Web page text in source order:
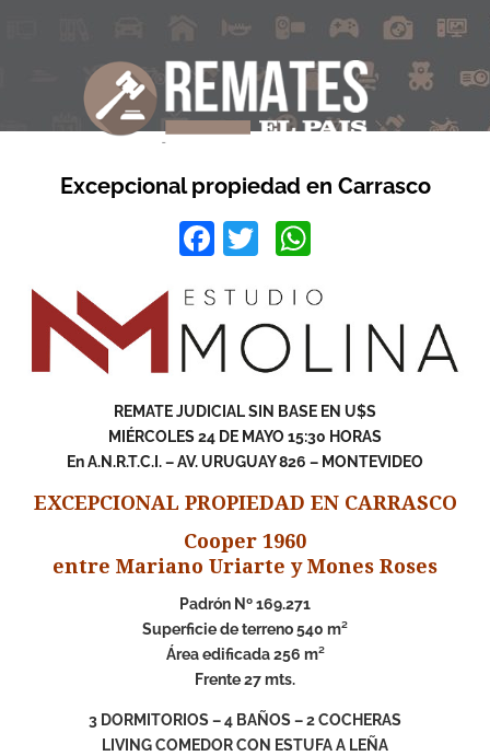
Excepcional propiedad en Carrasco
Facebook
Twitter
REMATE JUDICIAL SIN BASE EN U$S
MIÉRCOLES 24 DE MAYO 15:30 HORAS
En A.N.R.T.C.I. – AV. URUGUAY 826 – MONTEVIDEO
EXCEPCIONAL PROPIEDAD EN CARRASCO
Cooper 1960
entre Mariano Uriarte y Mones Roses
Padrón Nº 169.271
Superficie de terreno 540 m²
Área edificada 256 m²
Frente 27 mts.
3 DORMITORIOS – 4 BAÑOS – 2 COCHERAS
LIVING COMEDOR CON ESTUFA A LEÑA